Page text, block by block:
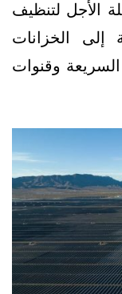
الأجل لتنظيف
إلى الخزانات
وقنوات